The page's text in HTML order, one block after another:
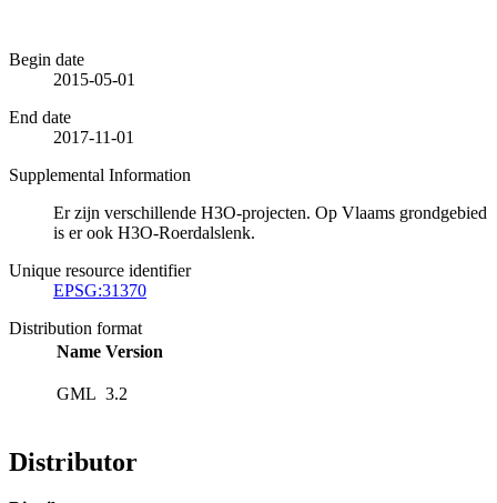
Begin date
2015-05-01
End date
2017-11-01
Supplemental Information
Er zijn verschillende H3O-projecten. Op Vlaams grondgebied
is er ook H3O-Roerdalslenk.
Unique resource identifier
EPSG:31370
Distribution format
Name Version
GML 3.2
Distributor